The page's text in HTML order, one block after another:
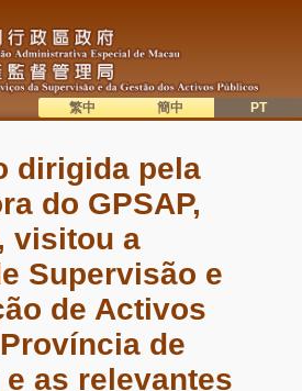
dirigida pela
do GPSAP,
visitou a
Supervisão e
de Activos
de
as relevantes